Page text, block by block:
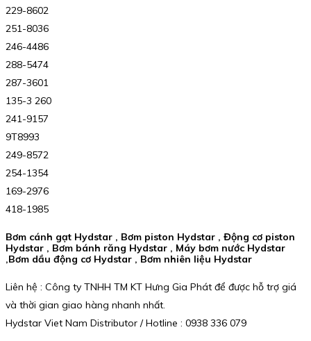
229-8602
251-8036
246-4486
288-5474
287-3601
135-3 260
241-9157
9T8993
249-8572
254-1354
169-2976
418-1985
Bơm cánh gạt Hydstar , Bơm piston Hydstar , Động cơ piston
Hydstar , Bơm bánh răng Hydstar , Máy bơm nước Hydstar
,Bơm dầu động cơ Hydstar , Bơm nhiên liệu Hydstar
Liên hệ : Công ty TNHH TM KT Hưng Gia Phát để được hỗ trợ giá
và thời gian giao hàng nhanh nhất.
Hydstar Viet Nam Distributor / Hotline : 0938 336 079